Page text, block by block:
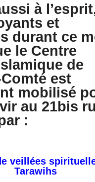
à
et
durant ce
le Centre
de
est
mobilisé
au 21bis
:
veillées
Tarawihs